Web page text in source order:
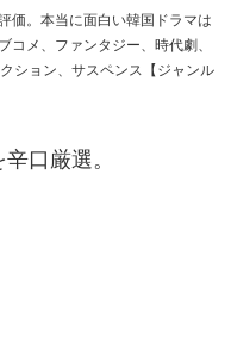
価。本当に面白い韓国ドラマは
メ、ファンタジー、時代劇、
ション、サスペンス【ジャンル
口厳選。